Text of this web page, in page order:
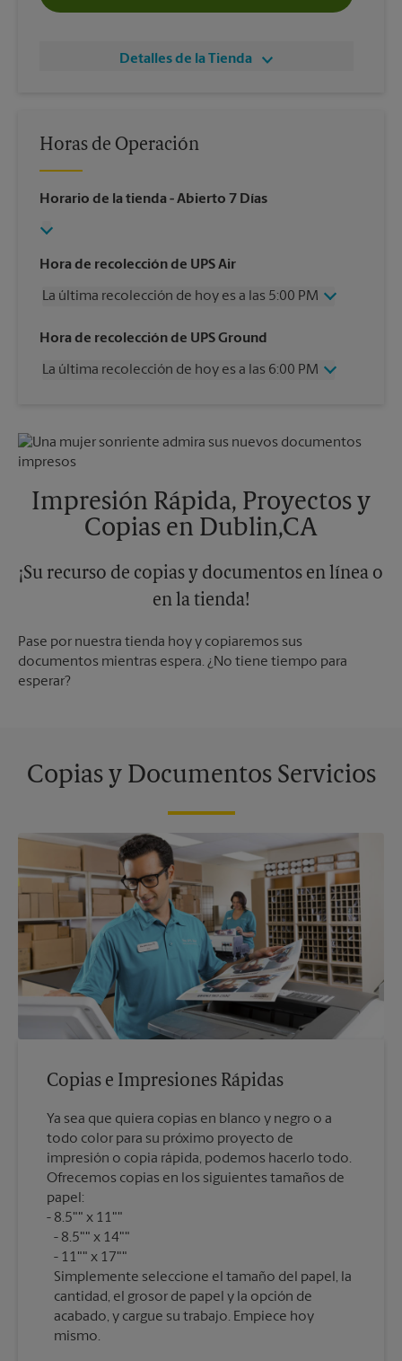
Detalles de la Tienda
Horas de Operación
Horario de la tienda - Abierto 7 Días
Hora de recolección de UPS Air
La última recolección de hoy es a las 5:00 PM
Miércoles
5:00 PM
Viernes
5:00 PM
Martes
Hora de recolección de UPS Ground
La última recolección de hoy es a las 6:00 PM
Viernes
6:00 PM
Sábado
Lunes
6:00 PM
Martes
6:00 PM
Impresión Rápida, Proyectos y
Copias en Dublin,CA
¡Su recurso de copias y documentos en línea o
en la tienda!
Pase por nuestra tienda hoy y copiaremos sus
documentos mientras espera. ¿No tiene tiempo para
esperar?
Copias y Documentos Servicios
Copias e Impresiones Rápidas
Ya sea que quiera copias en blanco y negro o a
todo color para su próximo proyecto de
impresión o copia rápida, podemos hacerlo todo.
Ofrecemos copias en los siguientes tamaños de
papel:
8.5"" x 11""
8.5"" x 14""
11"" x 17""
Simplemente seleccione el tamaño del papel, la
cantidad, el grosor de papel y la opción de
acabado, y cargue su trabajo. Empiece hoy
mismo.